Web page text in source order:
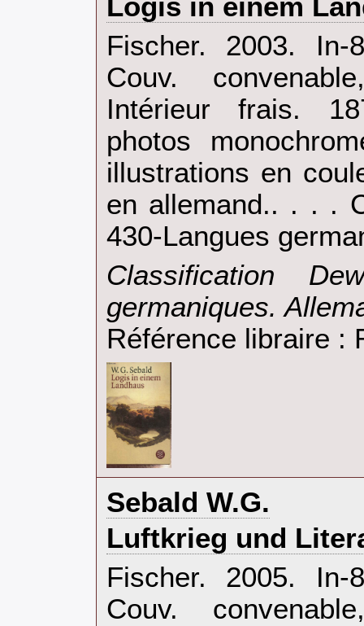
‎Logis in einem
‎Fischer. 2003.
Couv.
Intérieur frais.
photos
illustrations en
en allemand.. . . .
430-Langues
‎Classification
germaniques.
Référence libraire :
‎Sebald W.G.‎
‎Luftkrieg und
‎Fischer. 2005.
Couv.